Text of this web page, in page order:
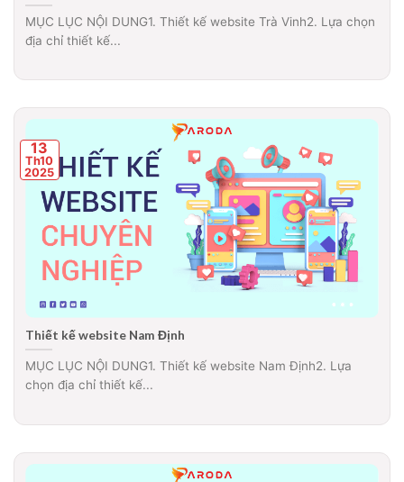
MỤC LỤC NỘI DUNG1. Thiết kế website Trà Vinh2. Lựa chọn
địa chỉ thiết kế...
Thiết kế website Nam Định
MỤC LỤC NỘI DUNG1. Thiết kế website Nam Định2. Lựa
chọn địa chỉ thiết kế...
13
Th10
2025